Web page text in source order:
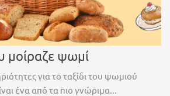
μοίραζε ψωμί
για το ταξίδι του ψωμιού
ένα από τα πιο γνώριμα...